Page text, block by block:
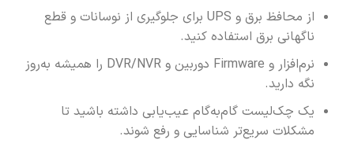
از محافظ برق و UPS برای جلوگیری از نوسانات و قطع
ناگهانی برق استفاده کنید.
نرم‌افزار و Firmware دوربین و DVR/NVR را همیشه به‌روز
نگه دارید.
یک چک‌لیست گام‌به‌گام عیب‌یابی داشته باشید تا
مشکلات سریع‌تر شناسایی و رفع شوند.